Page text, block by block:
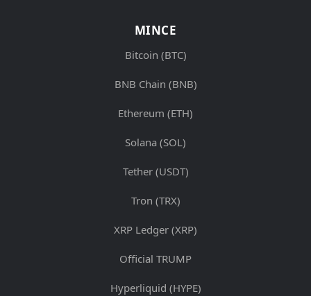
MINCE
Bitcoin (BTC)
BNB Chain (BNB)
Ethereum (ETH)
Solana (SOL)
Tether (USDT)
Tron (TRX)
XRP Ledger (XRP)
Official TRUMP
Hyperliquid (HYPE)